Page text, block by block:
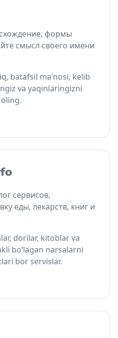
формы
смысл своего имени
batafsil ma’nosi, kelib
va yaqinlaringizni
сервисов,
еды, лекарств, книг и
dorilar, kitoblar va
bo‘lagan narsalarni
bor servislar.